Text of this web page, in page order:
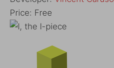
Price: Free